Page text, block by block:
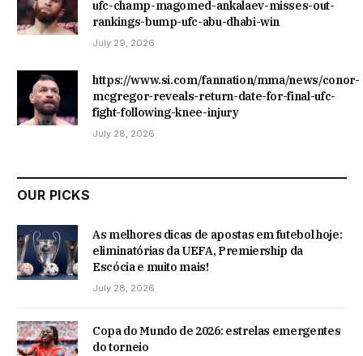
ufc-champ-magomed-ankalaev-misses-out-
rankings-bump-ufc-abu-dhabi-win
July 29, 2026
https://www.si.com/fannation/mma/news/conor-
mcgregor-reveals-return-date-for-final-ufc-
fight-following-knee-injury
July 28, 2026
OUR PICKS
As melhores dicas de apostas em futebol hoje:
eliminatórias da UEFA, Premiership da
Escócia e muito mais!
July 28, 2026
Copa do Mundo de 2026: estrelas emergentes
do torneio